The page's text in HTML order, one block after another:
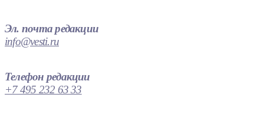
Эл. почта редакции
info@vesti.ru
Телефон редакции
+7 495 232 63 33